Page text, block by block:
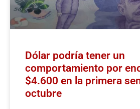
Dólar podría tener un
comportamiento por
$4.600 en la primera
octubre